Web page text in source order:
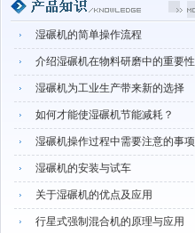
湿碾机的简单操作流程
介绍湿碾机在物料研磨中的重要性
湿碾机为工业生产带来新的选择
如何才能使湿碾机节能减耗？
湿碾机操作过程中需要注意的事项
湿碾机的安装与试车
关于湿碾机的优点及应用
行星式强制混合机的原理与应用